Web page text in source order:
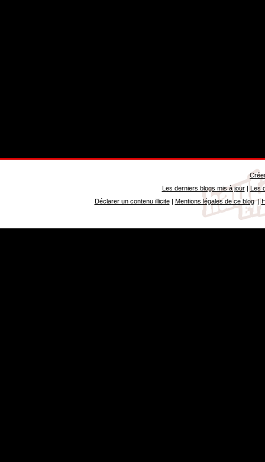
Les derniers blogs mis à jour| Les
Déclarer un contenu illicite| Mentions légales de ce blog|